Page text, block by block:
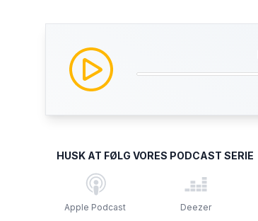
HUSK AT FØLG VORES PODCAST SERIE
Apple Podcast Deezer